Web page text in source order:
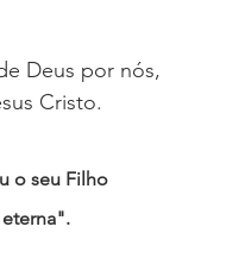
Deus por nós,
Cristo.
o seu Filho